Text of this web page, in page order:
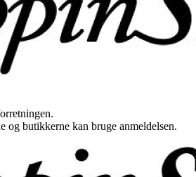
og butikkerne kan bruge anmeldelsen.